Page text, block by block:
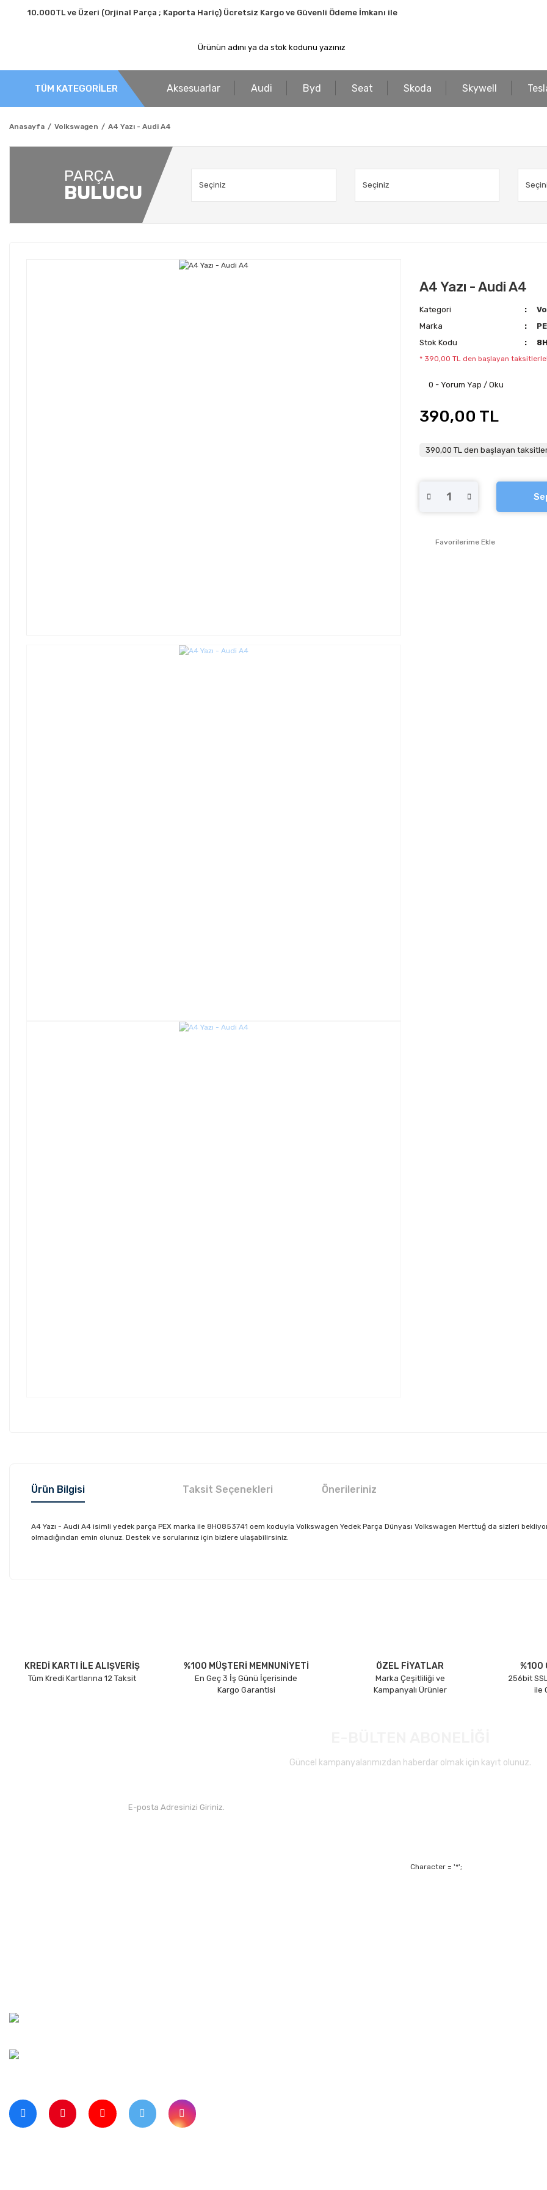
10.000TL ve Üzeri (Orjinal Parça ; Kaporta Hariç) Ücretsiz Kargo ve Güvenli Ödeme İmkanı ile
TÜM KATEGORİLER Aksesuarlar Audi Byd Seat Skoda Skywell
Anasayfa Volkswagen A4 Yazı - Audi A4
PARÇA
BULUCU
A4 Yazı - Audi A4
Kategori
Marka
Stok Kodu
* 390,00 TL den başlayan taksitlerle!
0 - Yorum Yap / Oku
390,00 TL
390,00 TL den başlayan
Ürün Bilgisi Taksit Seçenekleri Önerileriniz
A4 Yazı - Audi A4 isimli yedek parça PEX marka ile 8H0853741 oem koduyla Volkswagen Yedek Parça Dünyası Volkswagen Merttuğ da sizleri
olmadığından emin olunuz. Destek ve sorularınız için bizlere ulaşabilirsiniz.
Ürün bilgilerinde hatalar bulunuyor.
Ürün fiyatı diğer sitelerden daha pahalı.
KREDİ KARTI İLE ALIŞVERİŞ
Tüm Kredi Kartlarına 12 Taksit
%100 MÜŞTERİ MEMNUNİYETİ
En Geç 3 İş Günü İçerisinde
Kargo Garantisi
ÖZEL FİYATLAR
Marka Çeşitliliği ve
Kampanyalı Ürünler
%100
256bit
ile
Güncel kampanyalarımızdan haberdar olmak için kayıt olunuz.
Character = '*';